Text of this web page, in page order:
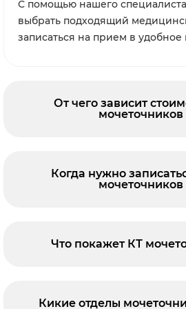
С помощью нашего
выбрать подходящий
записаться на прием в удобное
От чего зависит
мочеточников
Когда нужно
мочеточников
Что покажет КТ
Кикие отделы